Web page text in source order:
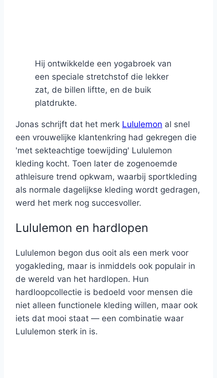
Hij ontwikkelde een yogabroek van
een speciale stretchstof die lekker
zat, de billen liftte, en de buik
platdrukte.
Jonas schrijft dat het merk Lululemon al snel
een vrouwelijke klantenkring had gekregen die
'met sekteachtige toewijding' Lululemon
kleding kocht. Toen later de zogenoemde
athleisure trend opkwam, waarbij sportkleding
als normale dagelijkse kleding wordt gedragen,
werd het merk nog succesvoller.
Lululemon en hardlopen
Lululemon begon dus ooit als een merk voor
yogakleding, maar is inmiddels ook populair in
de wereld van het hardlopen. Hun
hardloopcollectie is bedoeld voor mensen die
niet alleen functionele kleding willen, maar ook
iets dat mooi staat — een combinatie waar
Lululemon sterk in is.